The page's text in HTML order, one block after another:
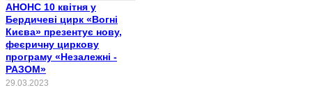
АНОНС 10 квітня у
Бердичеві цирк «Вогні
Києва» презентує нову,
феєричну циркову
програму «Незалежні -
РАЗОМ»
29.03.2023